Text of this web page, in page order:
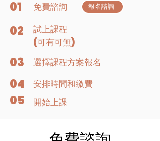
01 ​免費諮詢 報名諮詢
02
​試上課程
(可有可無)
03 ​選擇課程方案報名
04 安排時間和繳費
05 開始上課